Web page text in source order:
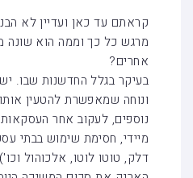
קראתם עד כאן ועדיין לא
מרגש כל כך וממה הוא שונה
אחרים?
בעיקר בגלל החדשנות שבו.
ונוחה שמאפשרת להטעין
נוספים, לעקוב אחר
מיידי, חסימת שימוש בבתי
דלק, טוטו לוטו, אלכוהול